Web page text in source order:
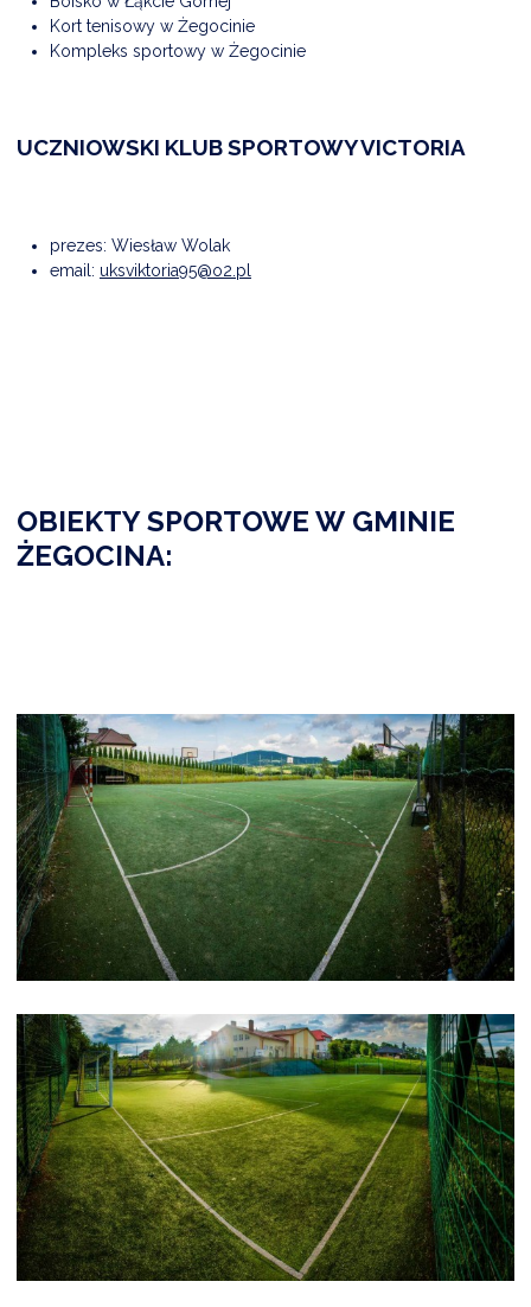
Kort tenisowy w Żegocinie
Kompleks sportowy w Żegocinie
UCZNIOWSKI KLUB SPORTOWY VICTORIA
prezes: Wiesław Wolak
email: uksviktoria95@o2.pl
OBIEKTY SPORTOWE W GMINIE
ŻEGOCINA: